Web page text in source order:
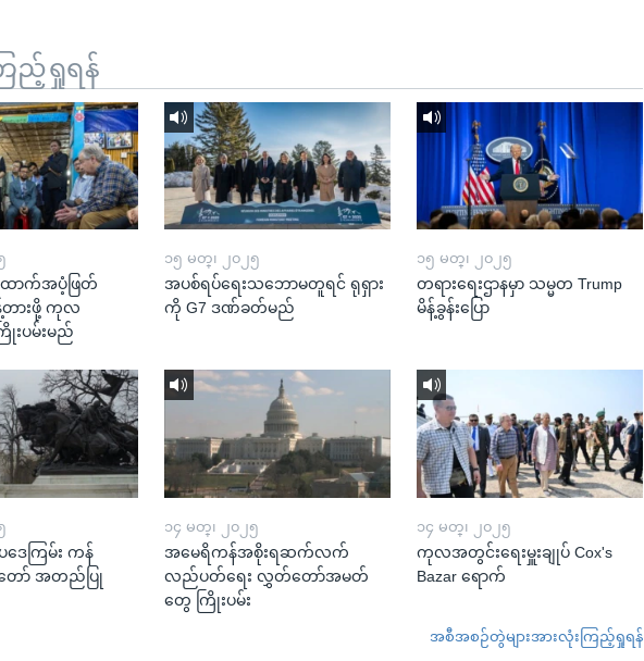
ည့်ရှုရန်
ောက်အပံ့ဖြတ်
ားဖို့ ကုလ
းပမ်းမည်
၁၅ မတ္၊ ၂၀၂၅
အပစ်ရပ်ရေးသဘောမတူရင် ရုရှား
ကို G7 ဒဏ်ခတ်မည်
၁၅ မတ္၊ ၂၀၂၅
တရားရေးဌာနမှာ သမ္မတ Trump
မိန့်ခွန်းပြော
ေကြမ်း ကန်
ာ် အတည်ပြု
၁၄ မတ္၊ ၂၀၂၅
အမေရိကန်အစိုးရဆက်လက်
လည်ပတ်ရေး လွှတ်တော်အမတ်
တွေ ကြိုးပမ်း
၁၄ မတ္၊ ၂၀၂၅
ကုလအတွင်းရေးမှူးချုပ် Cox's
Bazar ရောက်
အစီအစဉ်တွဲများအားလုံးကြည့်ရှုရန်